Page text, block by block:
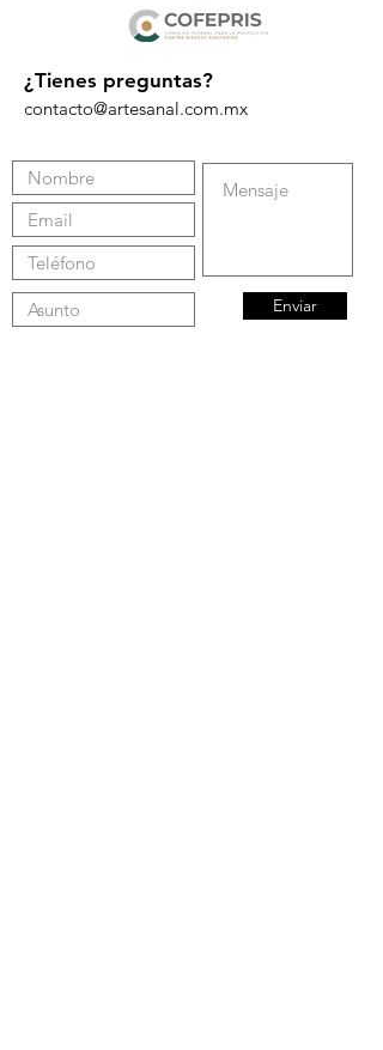
¿Tienes preguntas?
contacto@artesanal.com.mx
Enviar